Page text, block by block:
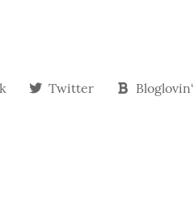
Twitter Bloglovin‘